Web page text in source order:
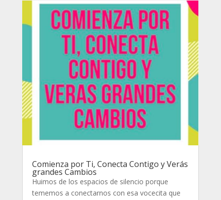
Comienza por Ti, Conecta Contigo y Verás
grandes Cambios
Huimos de los espacios de silencio porque
tememos a conectarnos con esa vocecita que